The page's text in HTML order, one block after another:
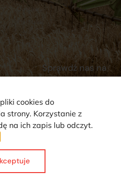
Dostawy
Płatności
Sprawdź nas na
Wszystkie prawa zastrzeżone ©
cookies do
strony. Korzystanie z
na ich zapis lub odczyt.